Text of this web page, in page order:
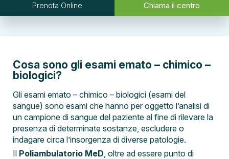
Prenota Online Chiama il centro
Cosa sono gli esami emato – chimico –
biologici?
Gli esami emato – chimico – biologici (esami del
sangue) sono esami che hanno per oggetto l’analisi di
un campione di sangue del paziente al fine di rilevare la
presenza di determinate sostanze, escludere o
indagare circa l’insorgenza di diverse patologie.
Il Poliambulatorio MeD, oltre ad essere punto di